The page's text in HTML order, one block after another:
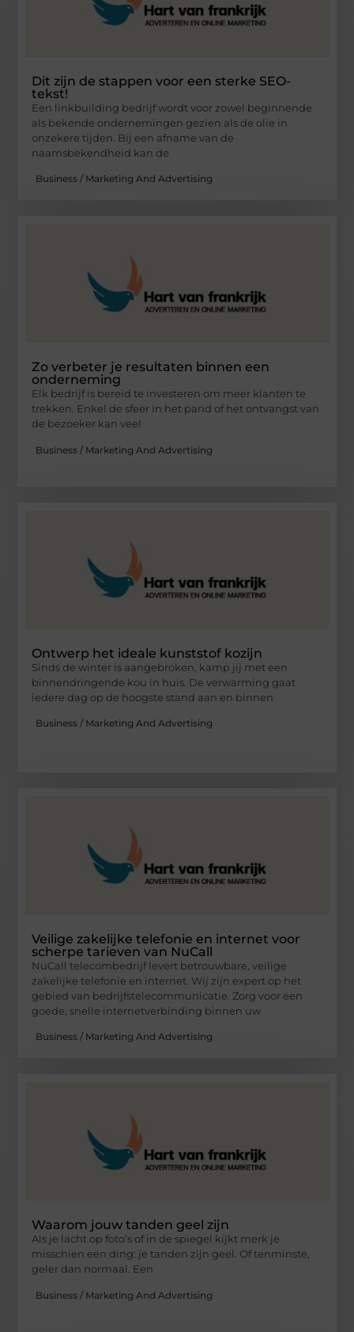
Dit zijn de stappen voor een sterke SEO-
tekst!
Een linkbuilding bedrijf wordt voor zowel beginnende
als bekende ondernemingen gezien als de olie in
onzekere tijden. Bij een afname van de
naamsbekendheid kan de
Business / Marketing And Advertising
Zo verbeter je resultaten binnen een
onderneming
Elk bedrijf is bereid te investeren om meer klanten te
trekken. Enkel de sfeer in het pand of het ontvangst van
de bezoeker kan veel
Business / Marketing And Advertising
Ontwerp het ideale kunststof kozijn
Sinds de winter is aangebroken, kamp jij met een
binnendringende kou in huis. De verwarming gaat
iedere dag op de hoogste stand aan en binnen
Business / Marketing And Advertising
Veilige zakelijke telefonie en internet voor
scherpe tarieven van NuCall
NuCall telecombedrijf levert betrouwbare, veilige
zakelijke telefonie en internet. Wij zijn expert op het
gebied van bedrijfstelecommunicatie. Zorg voor een
goede, snelle internetverbinding binnen uw
Business / Marketing And Advertising
Waarom jouw tanden geel zijn
Als je lacht op foto’s of in de spiegel kijkt merk je
misschien een ding: je tanden zijn geel. Of tenminste,
geler dan normaal. Een
Business / Marketing And Advertising